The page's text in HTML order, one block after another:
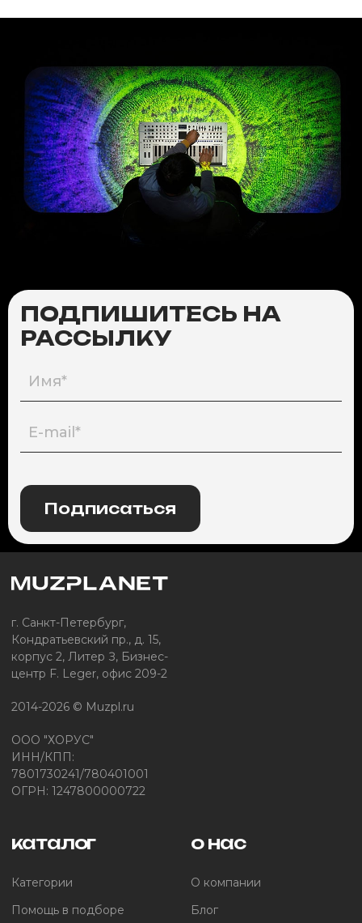
ПОДПИШИТЕСЬ НА
РАССЫЛКУ
Подписаться
г. Санкт-Петербург,
Кондратьевский пр., д. 15,
корпус 2, Литер З, Бизнес-
центр F. Leger, офис 209-2
2014-2026 © Muzpl.ru
ООО "ХОРУС"
ИНН/КПП:
7801730241/780401001
ОГРН: 1247800000722
каталог
Категории
Помощь в подборе
о нас
О компании
Блог